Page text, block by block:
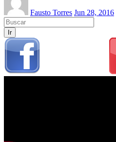
Fausto Torres Jun 28, 2016
Ir